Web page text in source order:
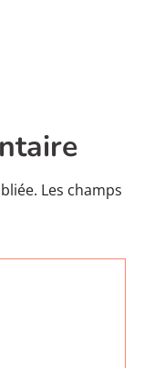
Les champs